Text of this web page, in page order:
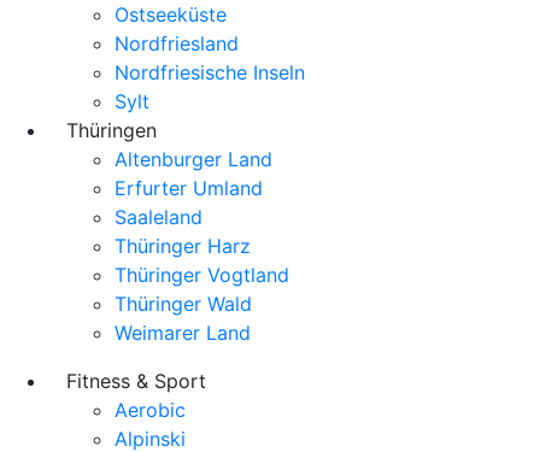
Ostseeküste
Nordfriesland
Nordfriesische Inseln
Sylt
Thüringen
Altenburger Land
Erfurter Umland
Saaleland
Thüringer Harz
Thüringer Vogtland
Thüringer Wald
Weimarer Land
Fitness & Sport
Aerobic
Alpinski